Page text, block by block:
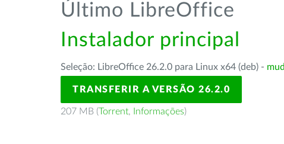
Último LibreOffice
Instalador principal
Seleção: LibreOffice 26.2.0 para Linux x64 (deb) -
TRANSFERIR A VERSÃO 26.2.0
207 MB (Torrent, Informações)